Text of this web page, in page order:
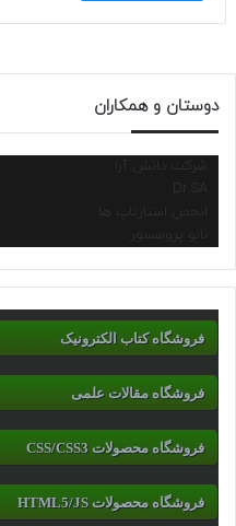
دوستان و همکاران
شرکت دانش آرا
انجمن استارتاپ ها
نانو پروسسور
فروشگاه کتاب الکترونیک
فروشگاه مقالات علمی
فروشگاه محصولات CSS/CSS3
فروشگاه محصولات HTML5/JS